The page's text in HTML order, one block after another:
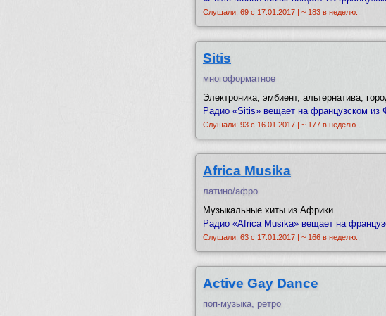
Слушали: 69 с 17.01.2017 | ~ 183 в неделю.
Sitis
многоформатное
Электроника, эмбиент, альтернатива,
Радио «Sitis» вещает на французском из
Слушали: 93 с 16.01.2017 | ~ 177 в неделю.
Africa Musika
латино/афро
Музыкальные хиты из Африки.
Радио «Africa Musika» вещает на
Слушали: 63 с 17.01.2017 | ~ 166 в неделю.
Active Gay Dance
поп-музыка, ретро